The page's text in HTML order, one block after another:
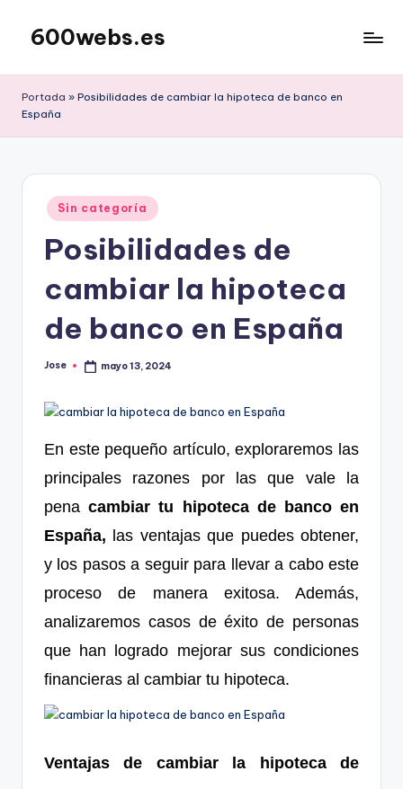
Saltar
contenido
600webs.es
Portada » Posibilidades de cambiar la hipoteca de banco en
España
Publicado
en
Sin categoría
Posibilidades de
cambiar la hipoteca
de banco en España
Publicado
Jose mayo 13, 2024
En este pequeño artículo, exploraremos las
principales razones por las que vale la
penacambiar tu hipoteca de banco en
España, las ventajas que puedes obtener,
y los pasos a seguir para llevar a cabo este
proceso de manera exitosa. Además,
analizaremos casos de éxito de personas
que han logrado mejorar sus condiciones
financieras al cambiar tu hipoteca.
Ventajas de cambiar la hipoteca de